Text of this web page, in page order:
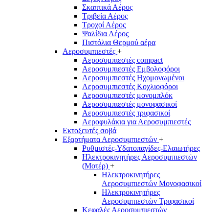
Σκαπτικά Αέρος
Τριβεία Αέρος
Τροχοί Αέρος
Ψαλίδια Αέρος
Πιστόλια Θερμού αέρα
Αεροσυμπιεστές +
Αεροσυμπιεστές compact
Αεροσυμπιεστές Εμβολοφόροι
Αεροσυμπιεστές Ηχομονωμένοι
Αεροσυμπιεστές Κοχλιοφόροι
Αεροσυμπιεστές μονομπλόκ
Αεροσυμπιεστές μονοφασικοί
Αεροσυμπιεστές τριφασικοί
Αεροφυλάκια για Αεροσυμπιεστές
Εκτοξευτές σοβά
Εξαρτήματα Αεροσυμπιεστών +
Ρυθμιστές-Υδατοπαγίδες-Ελαιωτήρες
Ηλεκτροκινητήρες Αεροσυμπιεστών
(Μοτέρ) +
Ηλεκτροκινητήρες
Αεροσυμπιεστών Μονοφασικοί
Ηλεκτροκινητήρες
Αεροσυμπιεστών Τριφασικοί
Κεφαλές Αεροσυμπιεστών